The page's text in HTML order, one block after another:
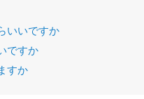
いいですか
ですか
すか